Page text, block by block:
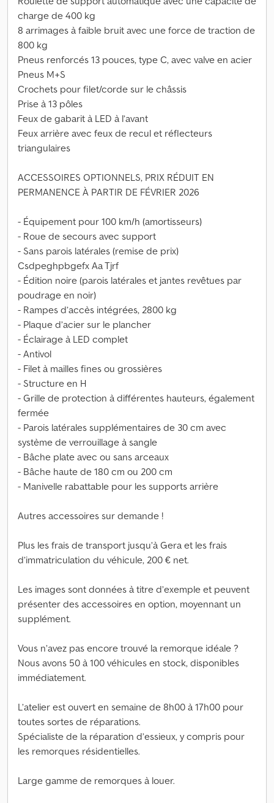
charge de 400 kg
8 arrimages à faible bruit avec une force de traction de
800 kg
Pneus renforcés 13 pouces, type C, avec valve en acier
Pneus M+S
Crochets pour filet/corde sur le châssis
Prise à 13 pôles
Feux de gabarit à LED à l’avant
Feux arrière avec feux de recul et réflecteurs
triangulaires
ACCESSOIRES OPTIONNELS, PRIX RÉDUIT EN
PERMANENCE À PARTIR DE FÉVRIER 2026
- Équipement pour 100 km/h (amortisseurs)
- Roue de secours avec support
- Sans parois latérales (remise de prix)
Csdpeghpbgefx Aa Tjrf
- Édition noire (parois latérales et jantes revêtues par
poudrage en noir)
- Rampes d’accès intégrées, 2800 kg
- Plaque d’acier sur le plancher
- Éclairage à LED complet
- Antivol
- Filet à mailles fines ou grossières
- Structure en H
- Grille de protection à différentes hauteurs, également
fermée
- Parois latérales supplémentaires de 30 cm avec
système de verrouillage à sangle
- Bâche plate avec ou sans arceaux
- Bâche haute de 180 cm ou 200 cm
- Manivelle rabattable pour les supports arrière
Autres accessoires sur demande !
Plus les frais de transport jusqu’à Gera et les frais
d’immatriculation du véhicule, 200 € net.
Les images sont données à titre d’exemple et peuvent
présenter des accessoires en option, moyennant un
supplément.
Vous n’avez pas encore trouvé la remorque idéale ?
Nous avons 50 à 100 véhicules en stock, disponibles
immédiatement.
L’atelier est ouvert en semaine de 8h00 à 17h00 pour
toutes sortes de réparations.
Spécialiste de la réparation d’essieux, y compris pour
les remorques résidentielles.
Large gamme de remorques à louer.